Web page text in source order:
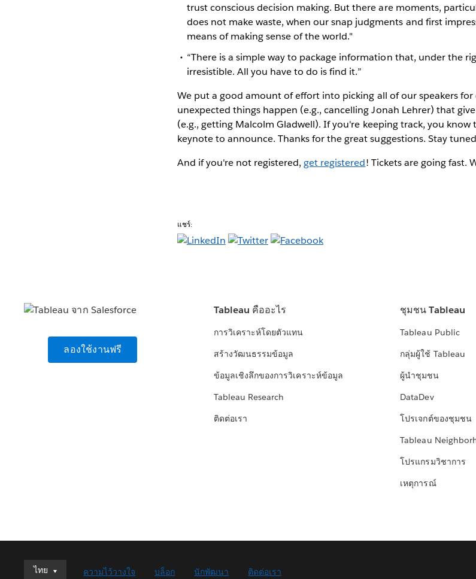
trust conscious decision making. But there are moments,
does not make waste, when our snap judgments and first
means of making sense of the world."
“There is a simple way to package information that, under the
irresistible. All you have to do is find it.”
We put a good amount of effort into picking all of our speakers
unexpected things happen (e.g., cancelling Jonah Lehrer) that
(e.g., getting Malcolm Gladwell). If you're keeping track, you
keynote to announce. Thanks for the great suggestions. Stay
And if you're not registered,get registered! Tickets are going fast.
แชร์:
ลองใช้งานฟรี
Tableau คืออะไร
การวิเคราะห์โดยตัวแทน
สร้างวัฒนธรรมข้อมูล
ข้อมูลเชิงลึกของการวิเคราะห์ข้อมูล
Tableau Research
ติดต่อเรา
ชุมชน Tableau
Tableau Public
กลุ่มผู้ใช้ Tableau
ผู้นำชุมชน
DataDev
โปรเจกต์ของชุมชน
Tableau
โปรแกรมวิชาการ
เหตุการณ์
ไทย
ไทย ความไว้วางใจ บล็อก นักพัฒนา ติดต่อเรา